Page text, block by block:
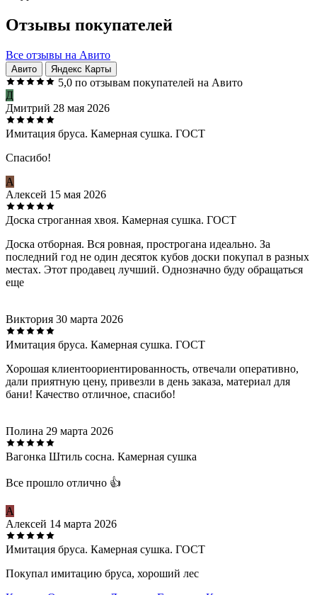
Отзывы покупателей
Все отзывы на Авито
Авито Яндекс Карты
5,0 по отзывам покупателей на Авито
Д
Дмитрий 28 мая 2026
Имитация бруса. Камерная сушка. ГОСТ
Спасибо!
А
Алексей 15 мая 2026
Доска строганная хвоя. Камерная сушка. ГОСТ
Доска отборная. Вся ровная, прострогана идеально. За
последний год не один десяток кубов доски покупал в разных
местах. Этот продавец лучший. Однозначно буду обращаться
еще
Виктория 30 марта 2026
Имитация бруса. Камерная сушка. ГОСТ
Хорошая клиентоориентированность, отвечали оперативно,
дали приятную цену, привезли в день заказа, материал для
бани! Качество отличное, спасибо!
Полина 29 марта 2026
Вагонка Штиль сосна. Камерная сушка
Все прошло отлично 👍
А
Алексей 14 марта 2026
Имитация бруса. Камерная сушка. ГОСТ
Покупал имитацию бруса, хороший лес